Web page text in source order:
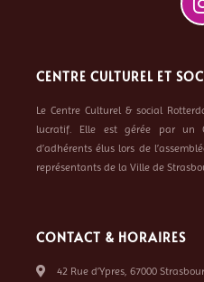
CENTRE CULTUREL ET
Le Centre Culturel & social
lucratif. Elle est gérée par un
d’adhérents élus lors de
représentants de la Ville de
CONTACT & HORAIRES
42 Rue d’Ypres, 67000